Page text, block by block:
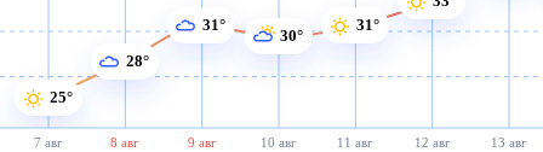
7 авг 8 авг 9 авг 10 авг 11 авг 12 авг 13 авг
25°
28°
31° 30° 31°